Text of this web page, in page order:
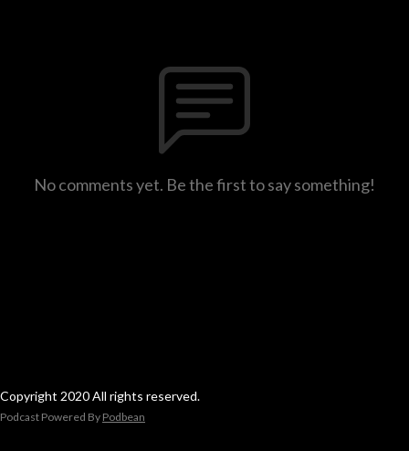
No comments yet. Be the first to say something!
Copyright 2020 All rights reserved.
Podcast Powered By Podbean